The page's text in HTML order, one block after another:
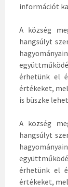
információt
A község
hangsúlyt
érhetünk el
értékeket,
is büszke
A község
hangsúlyt
érhetünk el
értékeket,